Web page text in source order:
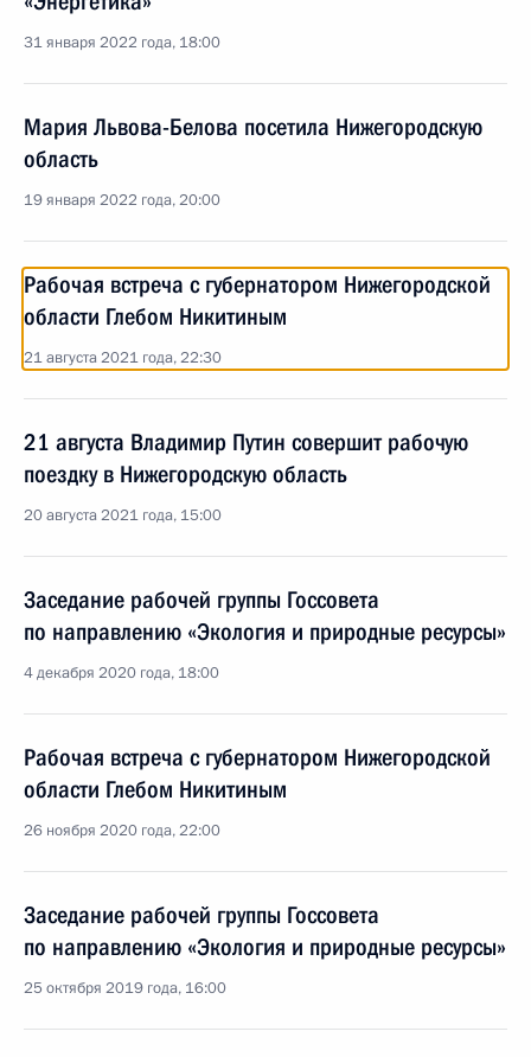
31 января 2022 года, 18:00
Мария Львова-Белова посетила Нижегородскую
область
19 января 2022 года, 20:00
Рабочая встреча с губернатором Нижегородской
области Глебом Никитиным
21 августа 2021 года, 22:30
21 августа Владимир Путин совершит рабочую
поездку в Нижегородскую область
20 августа 2021 года, 15:00
Заседание рабочей группы Госсовета
по направлению «Экология и природные ресурсы»
4 декабря 2020 года, 18:00
Рабочая встреча с губернатором Нижегородской
области Глебом Никитиным
26 ноября 2020 года, 22:00
Заседание рабочей группы Госсовета
по направлению «Экология и природные ресурсы»
25 октября 2019 года, 16:00